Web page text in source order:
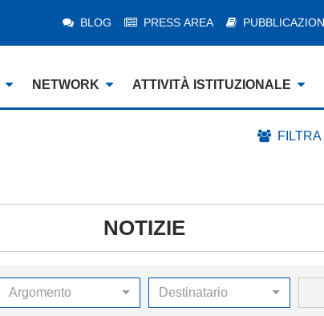
BLOG PRESS AREA
NETWORK ATTIVITÀ ISTITUZIONALE
NOTIZIE
Argomento Destinatario